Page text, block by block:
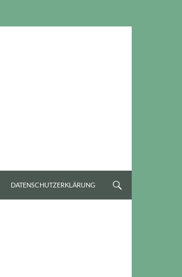
DATENSCHUTZERKLÄRUNG